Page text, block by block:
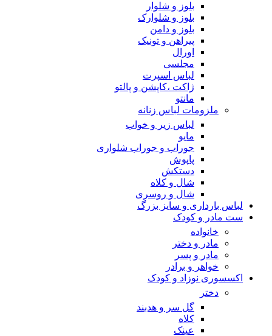
بلوز و شلوار
بلوز و شلوارک
بلوز و دامن
پیراهن و تونیک
اورال
مجلسی
لباس اسپرت
ژاکت ،کاپشن و پالتو
مانتو
ملزومات لباس زنانه
لباس زیر و خواب
مایو
جوراب و جوراب شلواری
پاپوش
دستکش
شال و کلاه
شال و روسری
لباس بارداری و سایز بزرگ
ست مادر و کودک
خانواده
مادر و دختر
مادر و پسر
خواهر و برادر
اکسسوری نوزاد و کودک
دختر
گل سر و هدبند
کلاه
عینک